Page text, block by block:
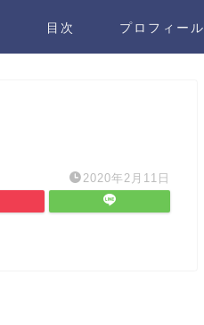
目次 プロフィール
2020年2月11日